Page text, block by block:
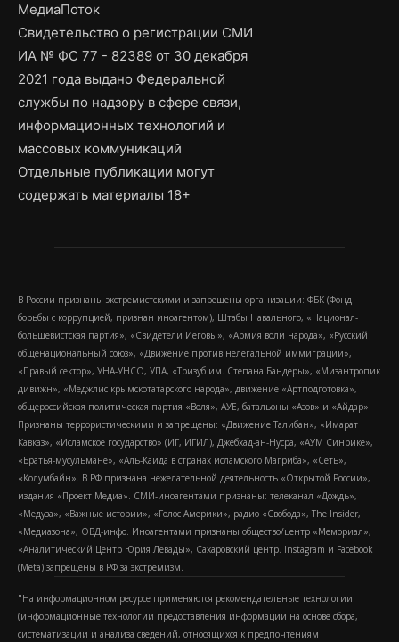
МедиаПоток
Свидетельство о регистрации СМИ
ИА № ФС 77 - 82389 от 30 декабря
2021 года выдано Федеральной
службы по надзору в сфере связи,
информационных технологий и
массовых коммуникаций
Отдельные публикации могут
содержать материалы 18+
В России признаны экстремистскими и запрещены организации: ФБК (Фонд
борьбы с коррупцией, признан иноагентом), Штабы Навального, «Национал-
большевистская партия», «Свидетели Иеговы», «Армия воли народа», «Русский
общенациональный союз», «Движение против нелегальной иммиграции»,
«Правый сектор», УНА-УНСО, УПА, «Тризуб им. Степана Бандеры», «Мизантропик
дивижн», «Меджлис крымскотатарского народа», движение «Артподготовка»,
общероссийская политическая партия «Воля», АУЕ, батальоны «Азов» и «Айдар».
Признаны террористическими и запрещены: «Движение Талибан», «Имарат
Кавказ», «Исламское государство» (ИГ, ИГИЛ), Джебхад-ан-Нусра, «АУМ Синрике»,
«Братья-мусульмане», «Аль-Каида в странах исламского Магриба», «Сеть»,
«Колумбайн». В РФ признана нежелательной деятельность «Открытой России»,
издания «Проект Медиа». СМИ-иноагентами признаны: телеканал «Дождь»,
«Медуза», «Важные истории», «Голос Америки», радио «Свобода», The Insider,
«Медиазона», ОВД-инфо. Иноагентами признаны общество/центр «Мемориал»,
«Аналитический Центр Юрия Левады», Сахаровский центр. Instagram и Facebook
(Metа) запрещены в РФ за экстремизм.
"На информационном ресурсе применяются рекомендательные технологии
(информационные технологии предоставления информации на основе сбора,
систематизации и анализа сведений, относящихся к предпочтениям